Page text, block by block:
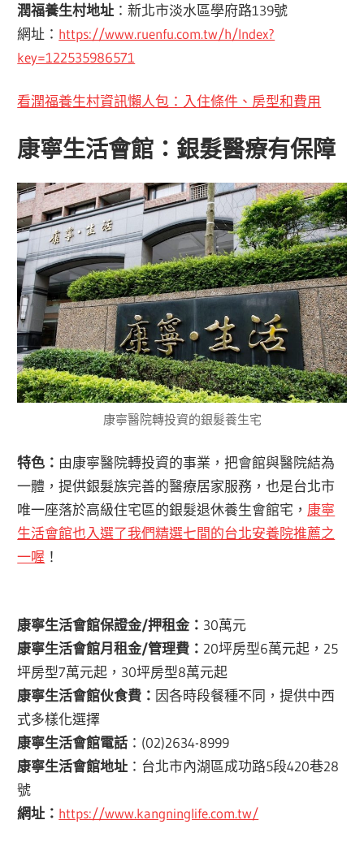
潤福養生村地址 ：新北市淡水區學府路139號
網址： https://www.ruenfu.com.tw/h/Index?
key=122535986571
看潤福養生村資訊懶人包：入住條件、房型和費用
康寧生活會館 ：銀髮醫療有保障
康寧醫院轉投資的銀髮養生宅
特色： 由康寧醫院轉投資的事業，把會館與醫院結為
一體，提供銀髮族完善的醫療居家服務，也是台北市
唯一座落於高級住宅區的銀髮退休養生會館宅， 康寧
生活會館也入選了我們精選七間的台北安養院推薦之
一喔 ！
康寧生活會館保證金/押租金： 30萬元
康寧生活會館月租金/管理費： 20坪房型6萬元起，25
坪房型7萬元起，30坪房型8萬元起
康寧生活會館伙食費： 因各時段餐種不同，提供中西
式多樣化選擇
康寧生活會館電話 ：(02)2634-8999
康寧生活會館地址 ：台北市內湖區成功路5段420巷28
號
網址： https://www.kangninglife.com.tw/